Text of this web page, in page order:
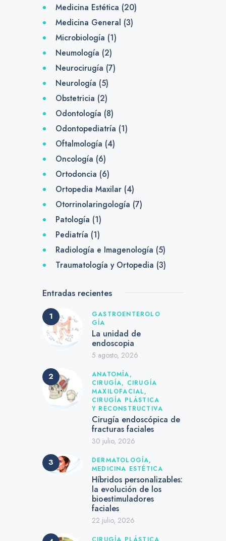
Medicina Estética (20)
Medicina General (3)
Microbiología (1)
Neumología (2)
Neurocirugía (7)
Neurología (5)
Obstetricia (2)
Odontología (8)
Odontopediatría (1)
Oftalmología (4)
Oncología (6)
Ortodoncia (6)
Ortopedia Maxilar(4)
Otorrinolaringología (7)
Patología (1)
Pediatría (1)
Radiología e Imagenología (5)
Traumatología y Ortopedia (3)
Entradas recientes
GASTROENTEROLO
GÍA
La unidad de
endoscopia
5 agosto, 2026
ANATOMÍA,
CIRUGÍA, CIRUGÍA
MAXILOFACIAL,
CIRUGÍA PLÁSTICA
Y RECONSTRUCTIVA
Cirugía endoscópica de
fracturas faciales
30 julio, 2026
DERMATOLOGÍA,
MEDICINA ESTÉTICA
Híbridos personalizables:
la evolución de los
bioestimuladores
faciales
22 julio, 2026